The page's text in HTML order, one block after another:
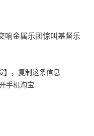
】，复制这条信息
手机淘宝